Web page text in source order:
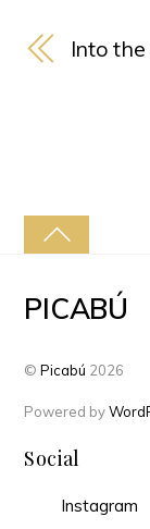
Into
PICABÚ
©Picabú 2026
Powered by
Social
Instagram